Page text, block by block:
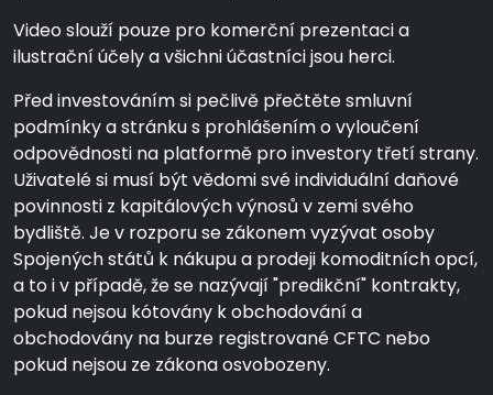
Video slouží pouze pro komerční prezentaci a
ilustrační účely a všichni účastníci jsou herci.
Před investováním si pečlivě přečtěte smluvní
podmínky a stránku s prohlášením o vyloučení
odpovědnosti na platformě pro investory třetí strany.
Uživatelé si musí být vědomi své individuální daňové
povinnosti z kapitálových výnosů v zemi svého
bydliště. Je v rozporu se zákonem vyzývat osoby
Spojených států k nákupu a prodeji komoditních opcí,
a to i v případě, že se nazývají "predikční" kontrakty,
pokud nejsou kótovány k obchodování a
obchodovány na burze registrované CFTC nebo
pokud nejsou ze zákona osvobozeny.